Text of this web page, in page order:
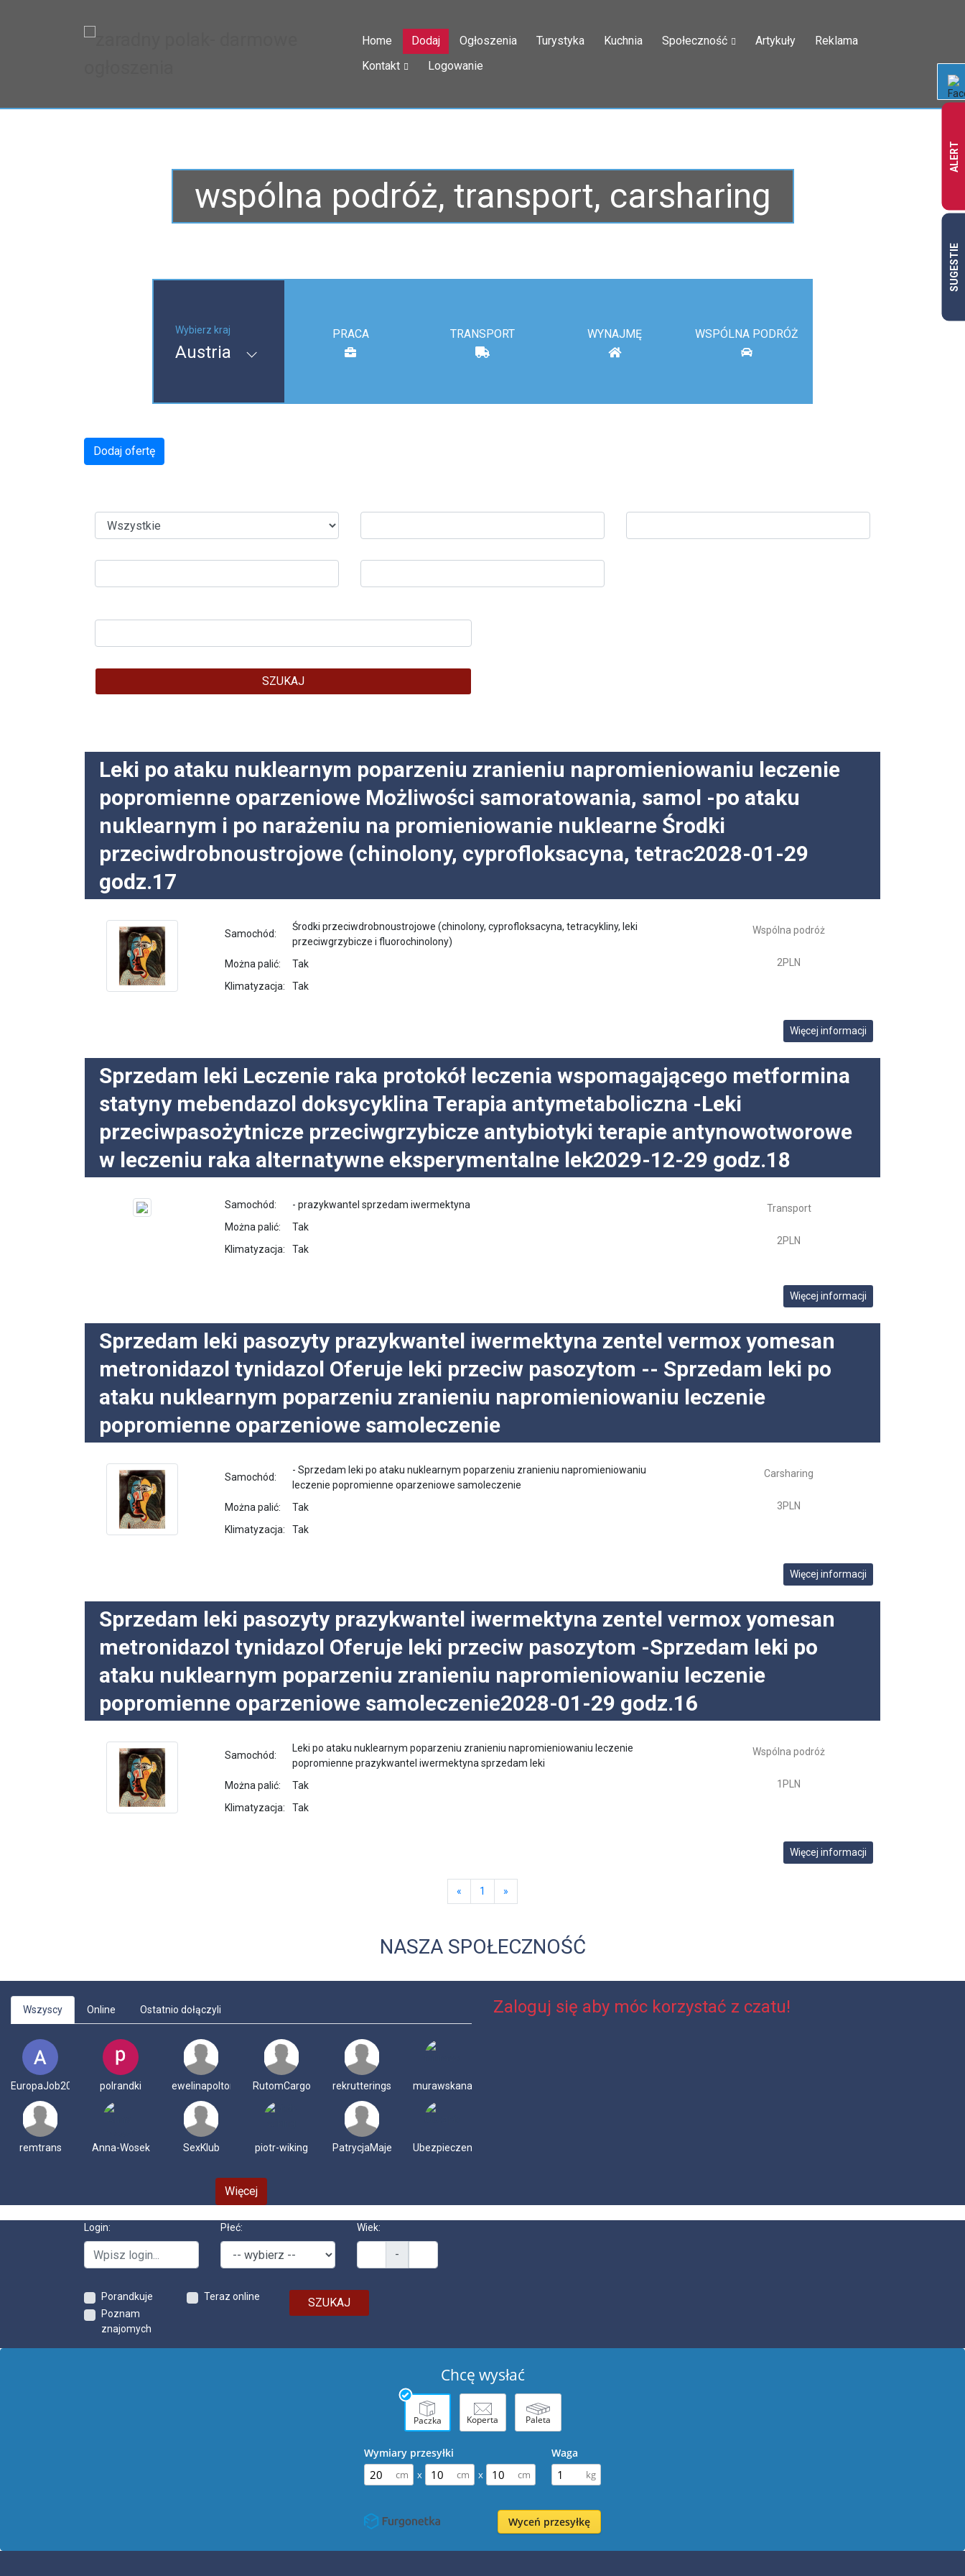
Home Dodaj Ogłoszenia Turystyka Kuchnia Społeczność Artykuły
Reklama
Kontakt
Logowanie
wspólna podróż, transport, carsharing
Wybierz kraj
Austria
PRACA TRANSPORT WYNAJMĘ WSPÓLNA PODRÓŻ
Dodaj ofertę
SZUKAJ
Leki po ataku nuklearnym poparzeniu zranieniu napromieniowaniu leczenie
popromienne oparzeniowe Możliwości samoratowania, samol -po ataku
nuklearnym i po narażeniu na promieniowanie nuklearne Środki
przeciwdrobnoustrojowe (chinolony, cyprofloksacyna, tetrac2028-01-29
godz.17
Samochód:
Środki przeciwdrobnoustrojowe (chinolony, cyprofloksacyna, tetracykliny, leki
przeciwgrzybicze i fluorochinolony)
Można palić:
Tak
Klimatyzacja:
Tak
Wspólna podróż
2PLN
Więcej informacji
Sprzedam leki Leczenie raka protokół leczenia wspomagającego metformina
statyny mebendazol doksycyklina Terapia antymetaboliczna -Leki
przeciwpasożytnicze przeciwgrzybicze antybiotyki terapie antynowotworowe
w leczeniu raka alternatywne eksperymentalne lek2029-12-29 godz.18
Samochód:
- prazykwantel sprzedam iwermektyna
Można palić:
Tak
Klimatyzacja:
Tak
Transport
2PLN
Więcej informacji
Sprzedam leki pasozyty prazykwantel iwermektyna zentel vermox yomesan
metronidazol tynidazol Oferuje leki przeciw pasozytom -- Sprzedam leki po
ataku nuklearnym poparzeniu zranieniu napromieniowaniu leczenie
popromienne oparzeniowe samoleczenie
Samochód:
- Sprzedam leki po ataku nuklearnym poparzeniu zranieniu napromieniowaniu
leczenie popromienne oparzeniowe samoleczenie
Można palić:
Tak
Klimatyzacja:
Tak
Carsharing
3PLN
Więcej informacji
Sprzedam leki pasozyty prazykwantel iwermektyna zentel vermox yomesan
metronidazol tynidazol Oferuje leki przeciw pasozytom -Sprzedam leki po
ataku nuklearnym poparzeniu zranieniu napromieniowaniu leczenie
popromienne oparzeniowe samoleczenie2028-01-29 godz.16
Samochód:
Leki po ataku nuklearnym poparzeniu zranieniu napromieniowaniu leczenie
popromienne prazykwantel iwermektyna sprzedam leki
Można palić:
Tak
Klimatyzacja:
Tak
Wspólna podróż
1PLN
Więcej informacji
« 1 »
NASZA SPOŁECZNOŚĆ
Wszyscy Online Ostatnio dołączyli
EuropaJob2022 polrandki ewelinapoltorak RutomCargo rekrutteringshusetmorkmurawskanatalia
remtrans Anna-Wosek SexKlub piotr-wiking PatrycjaMajewskaUbezpieczeniaZagraniczne
Więcej
Zaloguj się aby móc korzystać z czatu!
Login: Płeć: Wiek:
-
Porandkuje
Poznam
znajomych
Teraz online SZUKAJ
Chcę wysłać
Paczka Koperta Paleta
Wymiary przesyłki
x x
Waga
Wyceń przesyłkę
ALERT
SUGESTIE